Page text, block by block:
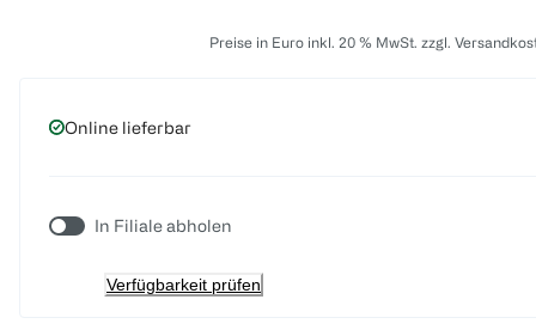
Preise in Euro inkl. 20 % MwSt. zzgl.
Online lieferbar
In Filiale abholen
Verfügbarkeit prüfen